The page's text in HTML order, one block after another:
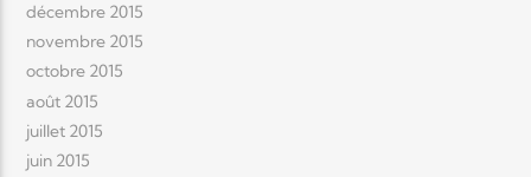
décembre 2015
novembre 2015
octobre 2015
août 2015
juillet 2015
juin 2015